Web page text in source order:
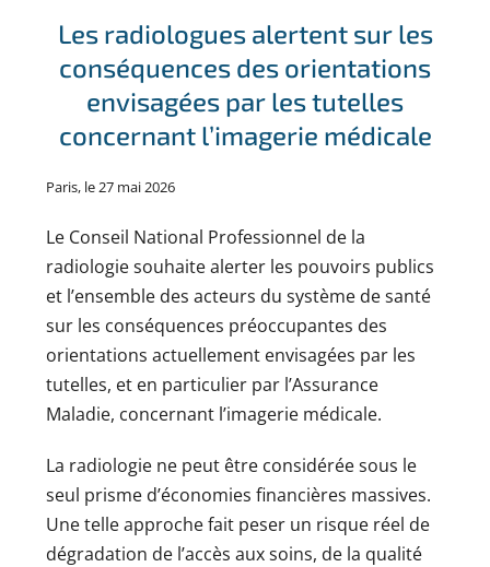
Les radiologues alertent sur les
conséquences des orientations
envisagées par les tutelles
concernant l’imagerie médicale
Paris, le 27 mai 2026
Le Conseil National Professionnel de la
radiologie souhaite alerter les pouvoirs publics
et l’ensemble des acteurs du système de santé
sur les conséquences préoccupantes des
orientations actuellement envisagées par les
tutelles, et en particulier par l’Assurance
Maladie, concernant l’imagerie médicale.
La radiologie ne peut être considérée sous le
seul prisme d’économies financières massives.
Une telle approche fait peser un risque réel de
dégradation de l’accès aux soins, de la qualité